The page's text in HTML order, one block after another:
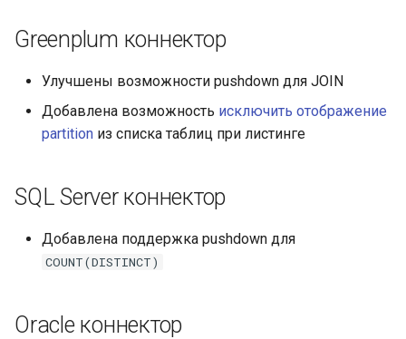
Greenplum коннектор
Улучшены возможности pushdown для JOIN
Добавлена возможность исключить отображение
partition из списка таблиц при листинге
SQL Server коннектор
Добавлена поддержка pushdown для
COUNT(DISTINCT)
Oracle коннектор